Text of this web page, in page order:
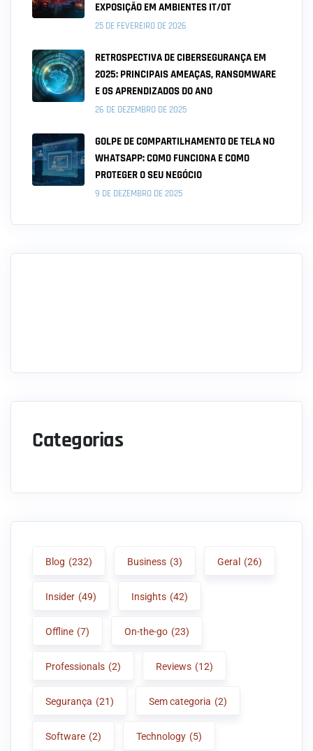
EXPOSIÇÃO EM AMBIENTES IT/OT
25 DE FEVEREIRO DE 2026
RETROSPECTIVA DE CIBERSEGURANÇA EM
2025: PRINCIPAIS AMEAÇAS, RANSOMWARE
E OS APRENDIZADOS DO ANO
26 DE DEZEMBRO DE 2025
GOLPE DE COMPARTILHAMENTO DE TELA NO
WHATSAPP: COMO FUNCIONA E COMO
PROTEGER O SEU NEGÓCIO
9 DE DEZEMBRO DE 2025
Categorias
Blog (232) Business (3) Geral (26)
Insider (49) Insights (42)
Offline (7) On-the-go (23)
Professionals (2) Reviews (12)
Segurança (21) Sem categoria (2)
Software (2) Technology (5)